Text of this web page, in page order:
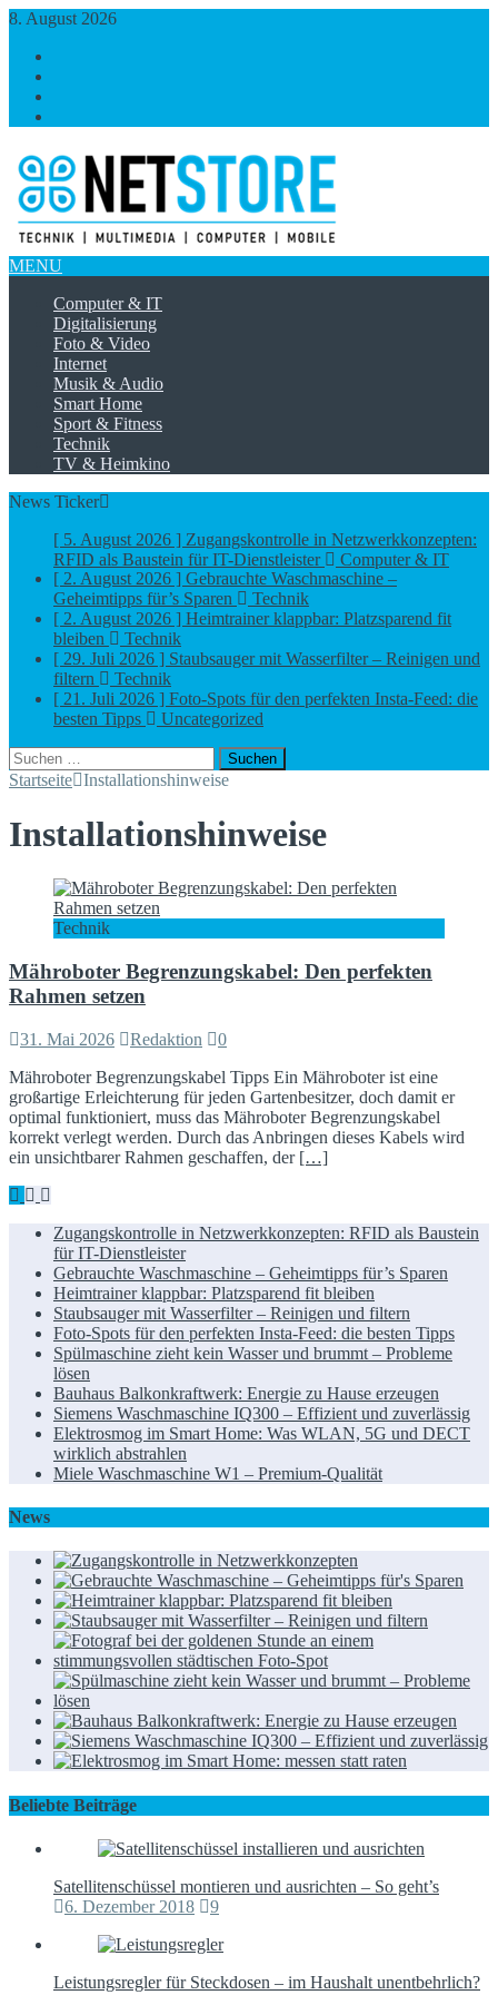
8. August 2026
MENU
Computer & IT
Digitalisierung
Foto & Video
Internet
Musik & Audio
Smart Home
Sport & Fitness
Technik
TV & Heimkino
News Ticker
[ 5. August 2026 ] Zugangskontrolle in Netzwerkkonzepten:
RFID als Baustein für IT-Dienstleister
Computer & IT
[ 2. August 2026 ] Gebrauchte Waschmaschine –
Geheimtipps für’s Sparen
Technik
[ 2. August 2026 ] Heimtrainer klappbar: Platzsparend fit
bleiben Technik
[ 29. Juli 2026 ]Staubsauger mit Wasserfilter – Reinigen und
filtern Technik
[ 21. Juli 2026 ] Foto-Spots für den perfekten Insta-Feed: die
besten Tipps Uncategorized
Suchen
Installationshinweise
Technik
Mähroboter Begrenzungskabel: Den perfekten
Rahmen setzen
31. Mai 2026 Redaktion
Mähroboter Begrenzungskabel Tipps Ein Mähroboter ist eine
optimal funktioniert, muss das Mähroboter Begrenzungskabel
korrekt verlegt werden. Durch das Anbringen dieses Kabels wird
ein unsichtbarer Rahmen geschaffen, der[…]
Gebrauchte Waschmaschine – Geheimtipps für’s Sparen
Heimtrainer klappbar: Platzsparend fit bleiben
Staubsauger mit Wasserfilter – Reinigen und filtern
Foto-Spots für den perfekten Insta-Feed: die besten Tipps
Spülmaschine zieht kein Wasser und brummt – Probleme
lösen
Bauhaus Balkonkraftwerk: Energie zu Hause erzeugen
Siemens Waschmaschine IQ300 – Effizient und zuverlässig
Elektrosmog im Smart Home: Was WLAN, 5G und DECT
wirklich abstrahlen
Miele Waschmaschine W1 – Premium-Qualität
News
Beliebte Beiträge
Satellitenschüssel montieren und ausrichten – So geht’s
Leistungsregler für Steckdosen – im Haushalt unentbehrlich?